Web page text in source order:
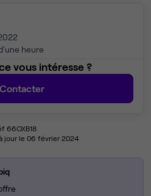
heure
vous intéresse ?
Contacter
66OXB18
jour le 06 février 2024